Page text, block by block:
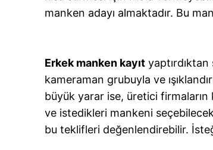
manken adayı almaktadır. Bu
Erkek manken kayıt
kameraman grubuyla ve
büyük yarar ise, üretici
ve istedikleri mankeni
bu teklifleri değenlendirebilir.